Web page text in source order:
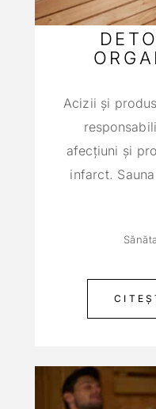
Acizii şi
afecţiuni şi
infarct.